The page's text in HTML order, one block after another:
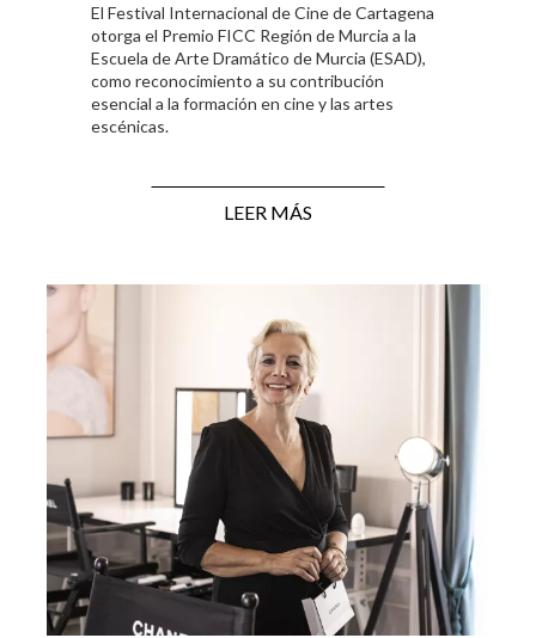
El Festival Internacional de Cine de Cartagena
otorga el Premio FICC Región de Murcia a la
Escuela de Arte Dramático de Murcia (ESAD),
como reconocimiento a su contribución
esencial a la formación en cine y las artes
escénicas.
LEER MÁS